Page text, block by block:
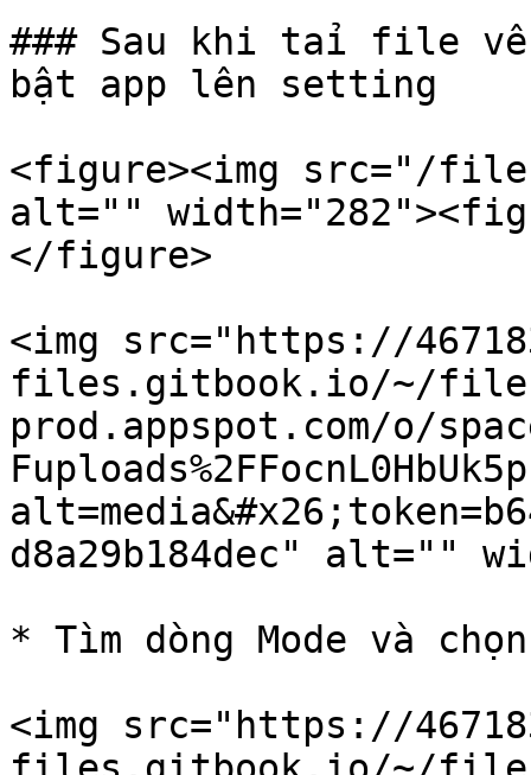
### Sau khi taỉ file
bật app lên setting
<figure><img src="/
alt=""
</figure>
<img src="https://
files.gitbook.io/~/
prod.appspot.com/o/
d8a29b184dec" alt=""
* Tìm dòng Mode và
<img src="https://